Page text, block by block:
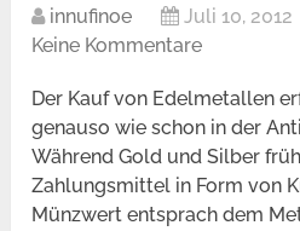
innufinoe Juli 10, 2012
Keine Kommentare
Der Kauf von Edelmetallen
genauso wie schon in der
Während Gold und Silber
Zahlungsmittel in Form von
Münzwert entsprach dem